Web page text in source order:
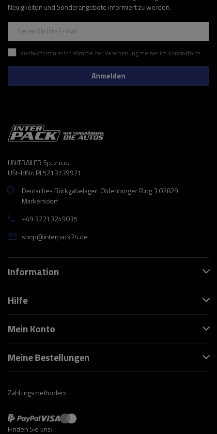
Neuigkeiten und Sonderangebote informiert zu werden.
Geben Sie Ihre E-Mail
Kontaktformular Ich stimme der Verarbeitung meiner im Kontaktformular enthaltenen personenbezogenen Daten gemäß der Verordnung (EU) des Europäischen Parlaments und des Rates zu.
Anmelden
UNITRAILER Sp. z o.o.
USt-IdNr: PL5213739921
Deutsches Rückgabelager: Oldenburger Ring 3 02829
Markersdorf
+49 32213249035
shop@interpack24.de
Information
Hilfe
Mein Konto
Meine Bestellungen
Zahlungsmethoden:
Finden Sie uns: